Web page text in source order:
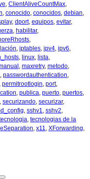
, ClientAliveCountMax,
, conocido, conocidos, debian,
, dport, equipos, evitar,
, habilitar,
,
, iptables, ipv4, ipv6,
, linux, lista,
, maxretry, metodo,
, passwordauthentication,
, permitrootlogin, port,
, publica, puerto, puertos,
, securizando, securizar,
, sshv1, sshv2,
, tecnologias de la
, x11, XForwarding,